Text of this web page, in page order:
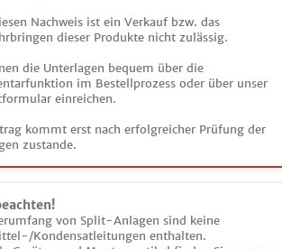
Nachweis ist ein Verkauf bzw. das
dieser Produkte nicht zulässig.
die Unterlagen bequem über die
im Bestellprozess oder über unser
einreichen.
kommt erst nach erfolgreicher Prüfung der
zustande.
von Split-Anlagen sind keine
Kondensatleitungen enthalten.